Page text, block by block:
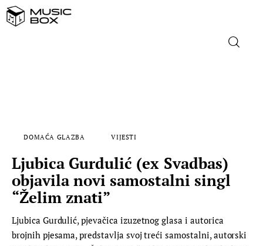
FILM
MUSIC BOX
DOMAĆA GLAZBA VIJESTI
Ljubica Gurdulić (ex Svadbas)
objavila novi samostalni singl
“Želim znati”
Ljubica Gurdulić, pjevačica izuzetnog glasa i autorica
brojnih pjesama, predstavlja svoj treći samostalni, autorski